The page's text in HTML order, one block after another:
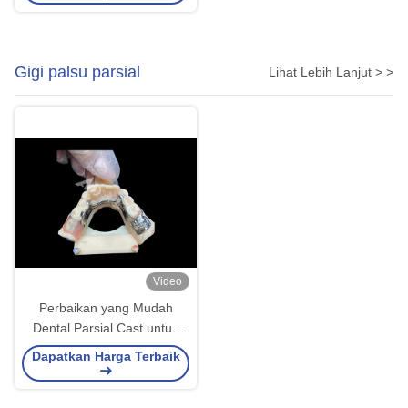
Gigi palsu parsial Lihat Lebih Lanjut > >
Video
Perbaikan yang Mudah
Dental Parsial Cast untuk
Kekuatan dan Daya Tarik
Estetika yang Lebih Tinggi
Dapatkan Harga Terbaik